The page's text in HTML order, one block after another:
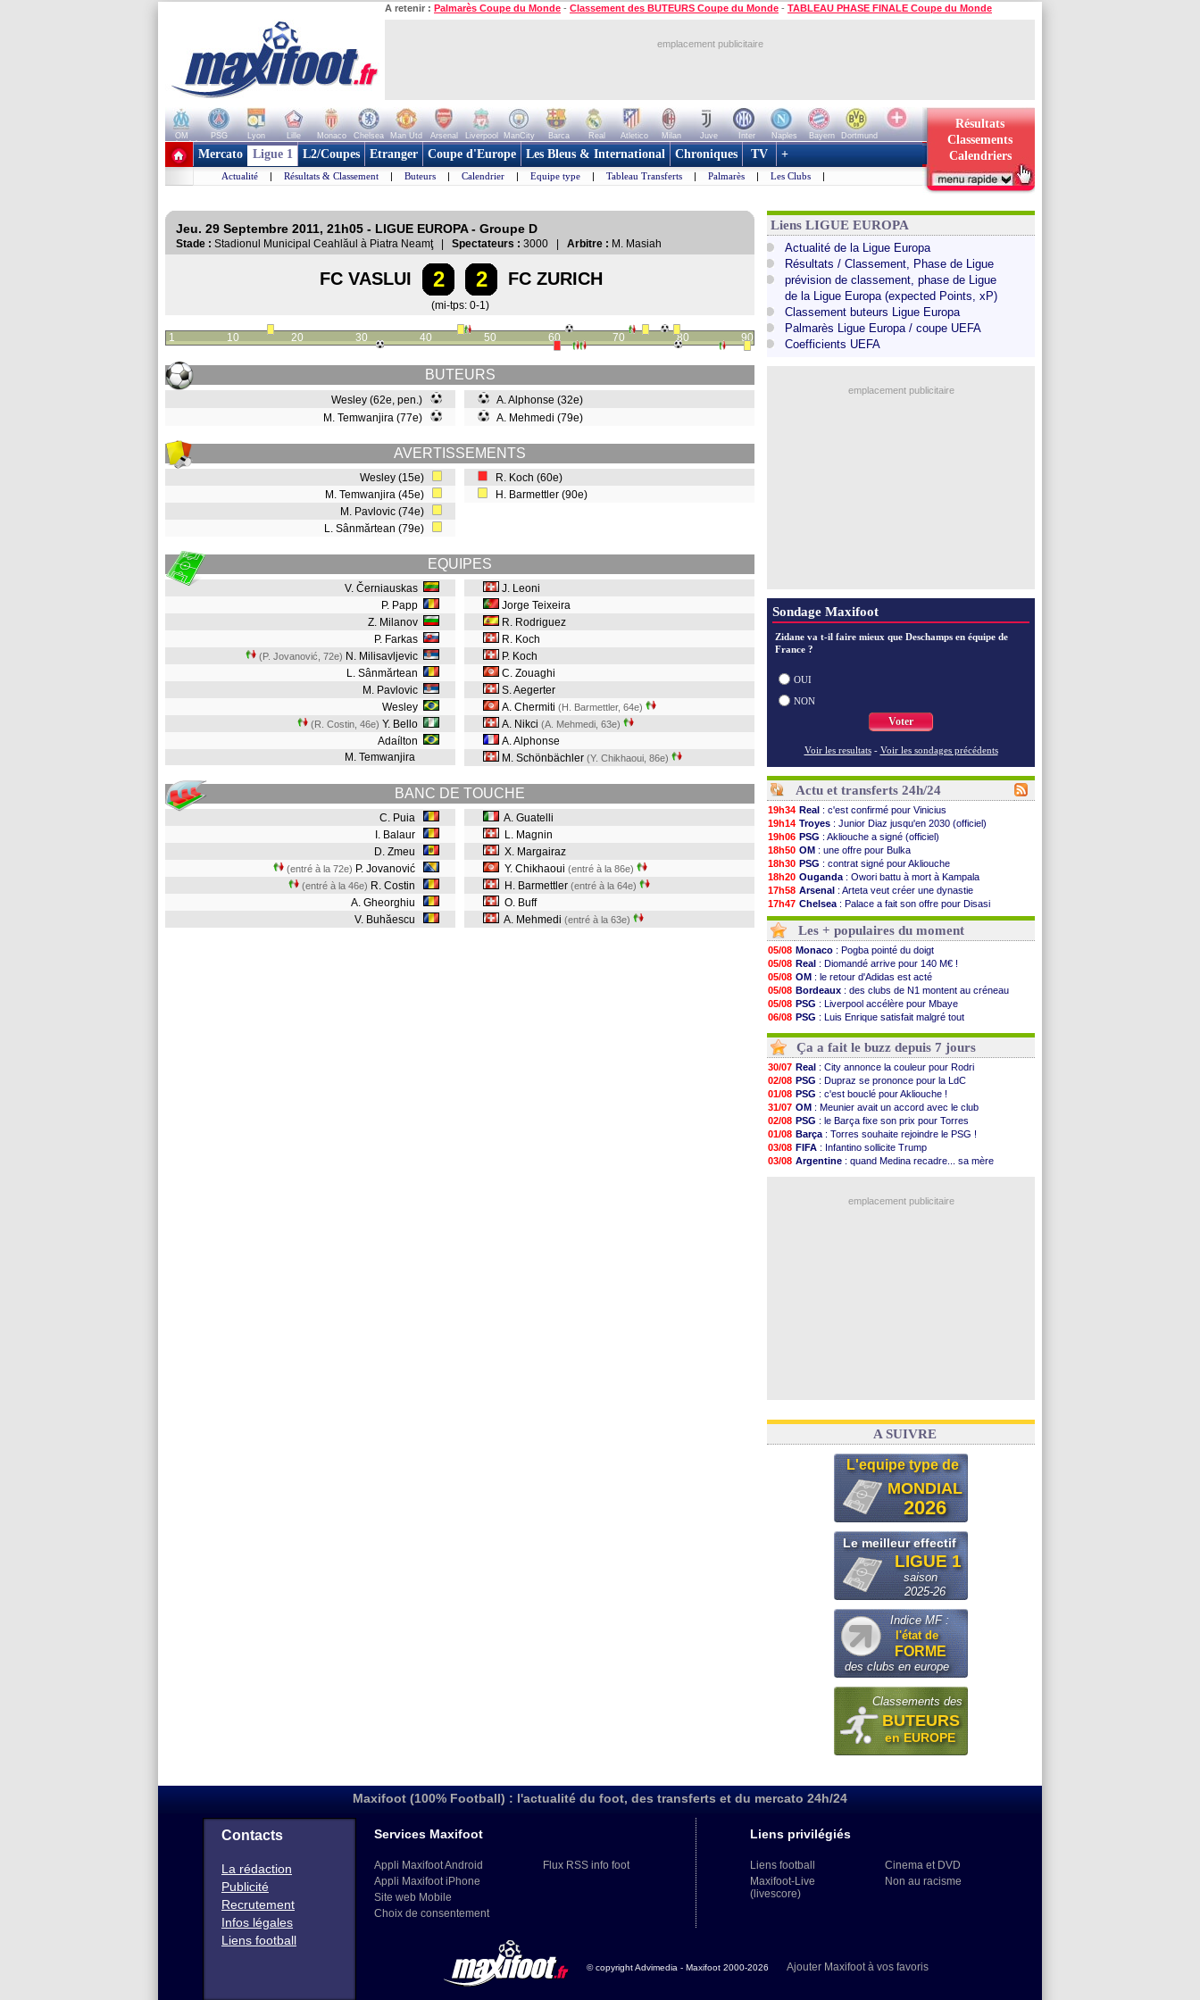
A retenir : Palmarès Coupe du Monde - Classement des BUTEURS Coupe du Monde - TABLEAU PHASE FINALE Coupe du Monde
emplacement publicitaire
OM PSG Lyon Lille Monaco Chelsea Man Utd Arsenal Liverpool ManCity Barca Real Atletico Milan Juve Inter Naples Bayern
Dortmund
+ de clubs
Résultats
Classements
Calendriers
Mercato Ligue 1 L2/Coupes Etranger Coupe d'Europe Les Bleus & International Chroniques TV +
Actualité | Résultats & Classement | Buteurs | Calendrier | Equipe type | Tableau Transferts | Palmarès | Les Clubs |
Jeu. 29 Septembre 2011, 21h05 - LIGUE EUROPA - Groupe D
Stade : Stadionul Municipal Ceahlăul à Piatra Neamţ | Spectateurs : 3000 | Arbitre : M. Masiah
FC VASLUI 2 2 FC ZURICH
(mi-tps: 0-1)
1 10 20 30 40 50 60 70 80 90
BUTEURS
Wesley (62e, pen.)
M. Temwanjira (77e)
A. Alphonse (32e)
A. Mehmedi (79e)
AVERTISSEMENTS
Wesley (15e)
M. Temwanjira (45e)
M. Pavlovic (74e)
L. Sânmărtean (79e)
R. Koch (60e)
H. Barmettler (90e)
EQUIPES
V. Černiauskas
P. Papp
Z. Milanov
P. Farkas
(P. Jovanović, 72e) N. Milisavljevic
L. Sânmărtean
M. Pavlovic
Wesley
(R. Costin, 46e) Y. Bello
Adaílton
M. Temwanjira
J. Leoni
Jorge Teixeira
R. Rodriguez
R. Koch
P. Koch
C. Zouaghi
S. Aegerter
A. Chermiti (H. Barmettler, 64e)
A. Nikci (A. Mehmedi, 63e)
A. Alphonse
M. Schönbächler (Y. Chikhaoui, 86e)
BANC DE TOUCHE
C. Puia
I. Balaur
D. Zmeu
(entré à la 72e) P. Jovanović
(entré à la 46e) R. Costin
A. Gheorghiu
V. Buhăescu
A. Guatelli
L. Magnin
X. Margairaz
Y. Chikhaoui (entré à la 86e)
H. Barmettler (entré à la 64e)
O. Buff
A. Mehmedi (entré à la 63e)
Liens LIGUE EUROPA
Actualité de la Ligue Europa
Résultats / Classement, Phase de Ligue
prévision de classement, phase de Ligue
de la Ligue Europa (expected Points, xP)
Classement buteurs Ligue Europa
Palmarès Ligue Europa / coupe UEFA
Coefficients UEFA
emplacement publicitaire
Sondage Maxifoot
Zidane va t-il faire mieux que Deschamps en équipe de
France ?
OUI
NON
Voter
Voir les resultats - Voir les sondages précédents
Actu et transferts 24h/24
19h34 Real : c'est confirmé pour Vinicius
19h14 Troyes : Junior Diaz jusqu'en 2030 (officiel)
19h06 PSG : Akliouche a signé (officiel)
18h50 OM : une offre pour Bulka
18h30 PSG : contrat signé pour Akliouche
18h20 Ouganda : Owori battu à mort à Kampala
17h58 Arsenal : Arteta veut créer une dynastie
17h47 Chelsea : Palace a fait son offre pour Disasi
17h34 FIFA: le gouvernement espagnol s'en mêle
17h22
PSG : l'étonnante rumeur Gusto
17h10 Bologne: Dallinga est sur le marché
16h59
OM: accord trouvé avec Man City pour Rulli
16h53
OM : Medina vers Leverkusen pour 25 M€
16h45
Uruguay: Forlan nommé sélectionneur (officiel)
16h34
Séville: Juanlu signe à Bournemouth (officiel)
16h21
PSG : Ndjantou heureux d'avoir rejoué
16h04
Real : Diomandé pour 140 M€ ! (officiel)
15h50 Man City: Rodri préfère le Barça au Real !
15h40
Rennes: Aït Boudlal veut rejoindre Fulham
15h18
Aston Villa: Liverpool cible aussi Konsa
15h01
OM : une approche pour Diatta
14h46
Le Havre: Diaw va signer à Lille
14h25
Trabzonspor: Salah a signé ! (officiel)
14h12
Bordeaux: les mots de Mavuba
Voir les brèves précédentes
Les + populaires du moment
05/08 Monaco : Pogba pointé du doigt
05/08 Real : Diomandé arrive pour 140 M€ !
05/08 OM : le retour d'Adidas est acté
05/08 Bordeaux : des clubs de N1 montent au créneau
05/08 PSG : Liverpool accélère pour Mbaye
06/08 PSG : Luis Enrique satisfait malgré tout
04/08
Lyon : Fonseca prend cher sur les réseaux
Ça a fait le buzz depuis 7 jours
30/07 Real : City annonce la couleur pour Rodri
02/08 PSG : Dupraz se prononce pour la LdC
01/08 PSG : c'est bouclé pour Akliouche !
31/07 OM : Meunier avait un accord avec le club
02/08 PSG : le Barça fixe son prix pour Torres
01/08 Barça : Torres souhaite rejoindre le PSG !
03/08 FIFA : Infantino sollicite Trump
03/08 Argentine : quand Medina recadre... sa mère
emplacement publicitaire
A SUIVRE
L'equipe type de
MONDIAL
2026
Le meilleur effectif
LIGUE 1
saison
2025-26
Indice MF :
l'état de
FORME
des clubs en europe
Classements des
BUTEURS
en EUROPE
Maxifoot (100% Football) : l'actualité du foot, des transferts et du mercato 24h/24
Contacts
La rédaction
Publicité
Recrutement
Infos légales
Liens football
Services Maxifoot
Appli Maxifoot Android
Appli Maxifoot iPhone
Site web Mobile
Choix de consentement
Flux RSS info foot
Liens privilégiés
Liens football
Maxifoot-Live
(livescore)
Cinema et DVD
Non au racisme
© copyright Advimedia - Maxifoot 2000-2026 Ajouter Maxifoot à vos favoris